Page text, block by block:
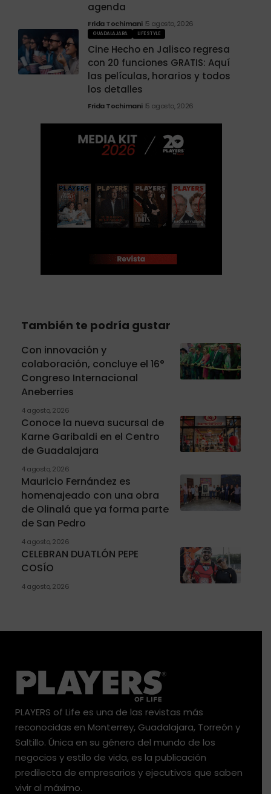
agenda
Frida Tochimani 5 agosto, 2026
GUADALAJARA LIFESTYLE
Cine Hecho en Jalisco regresa
con 20 funciones GRATIS: Aquí
las películas, horarios y todos
los detalles
Frida Tochimani 5 agosto, 2026
También te podría gustar
Con innovación y
colaboración, concluye el 16°
Congreso Internacional
Aneberries
4 agosto, 2026
Conoce la nueva sucursal de
Karne Garibaldi en el Centro
de Guadalajara
4 agosto, 2026
Mauricio Fernández es
homenajeado con una obra
de Olinalá que ya forma parte
de San Pedro
4 agosto, 2026
CELEBRAN DUATLÓN PEPE
COSÍO
4 agosto, 2026
PLAYERS of Life es una de las revistas más
reconocidas en Monterrey, Guadalajara, Torreón y
Saltillo. Única en su género del mundo de los
negocios y estilo de vida, es la publicación
predilecta de empresarios y ejecutivos que saben
vivir al máximo.